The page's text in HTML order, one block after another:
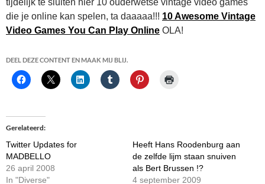
tijdelijk te sluiten hier 10 ouderwetse vintage video games
die je online kan spelen, ta daaaaa!!! 10 Awesome Vintage
Video Games You Can Play Online OLA!
DEEL DEZE CONTENT EN MAAK MIJ BLIJ.
Gerelateerd
Twitter Updates for
MADBELLO
26 april 2008
In "Diverse"
Heeft Hans Roodenburg aan
de zelfde lijm staan snuiven
als Bert Brussen !?
4 september 2009